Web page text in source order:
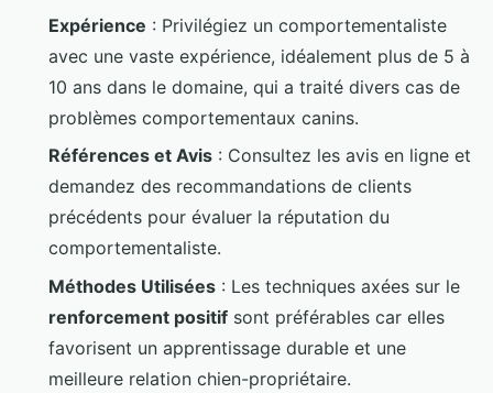
Expérience : Privilégiez un comportementaliste
avec une vaste expérience, idéalement plus de 5 à
10 ans dans le domaine, qui a traité divers cas de
problèmes comportementaux canins.
Références et Avis : Consultez les avis en ligne et
demandez des recommandations de clients
précédents pour évaluer la réputation du
comportementaliste.
Méthodes Utilisées : Les techniques axées sur le
renforcement positif sont préférables car elles
favorisent un apprentissage durable et une
meilleure relation chien-propriétaire.